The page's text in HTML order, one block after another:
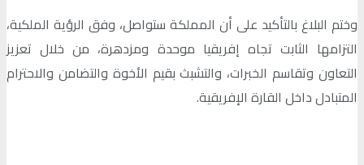
وختم البلاغ بالتأكيد على أن المملكة ستواصل، وفق الرؤية الملكية،
التزامها الثابت تجاه إفريقيا موحدة ومزدهرة، من خلال تعزيز
التعاون وتقاسم الخبرات، والتشبث بقيم الأخوة والتضامن والاحترام
المتبادل داخل القارة الإفريقية.